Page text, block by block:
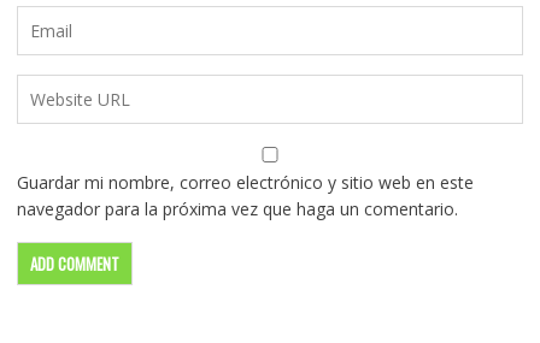
Guardar mi nombre, correo electrónico y sitio web en este
navegador para la próxima vez que haga un comentario.